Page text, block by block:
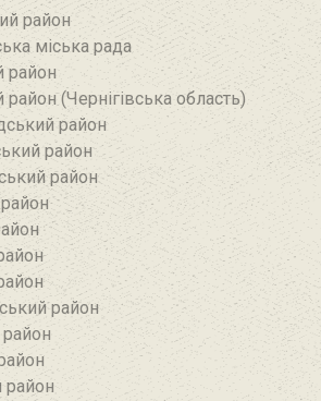
район
міська рада
район
(Чернігівська область)
район
район
район
район
район‎